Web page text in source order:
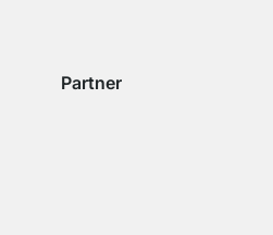
Partner